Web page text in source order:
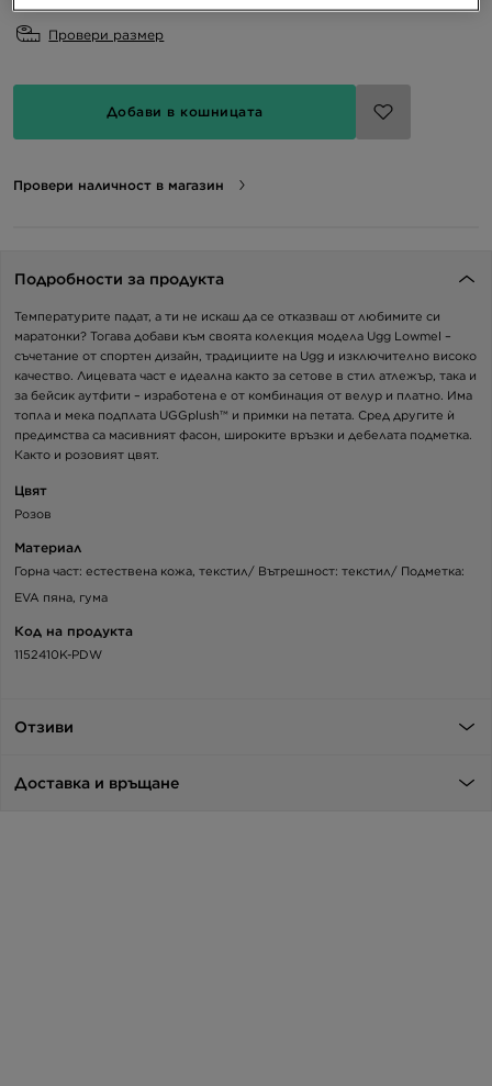
Провери размер
Добави в кошницата
Провери наличност в магазин
Подробности за продукта
Температурите падат, а ти не искаш да се отказваш от любимите си
маратонки? Тогава добави към своята колекция модела Ugg Lowmel –
съчетание от спортен дизайн, традициите на Ugg и изключително високо
качество. Лицевата част е идеална както за сетове в стил атлежър, така и
за бейсик аутфити – изработена е от комбинация от велур и платно. Има
топла и мека подплата UGGplush™ и примки на петата. Сред другите ѝ
предимства са масивният фасон, широките връзки и дебелата подметка.
Както и розовият цвят.
Цвят
Розов
Материал
Горна част: естествена кожа, текстил/ Вътрешност: текстил/ Подметка:
EVA пяна, гума
Код на продукта
1152410K-PDW
Отзиви
Доставка и връщане